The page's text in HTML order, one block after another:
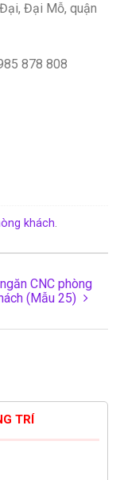
Đại Mỗ, quận
878 808
khách.
CNC phòng
(Mẫu 25)
TRÍ